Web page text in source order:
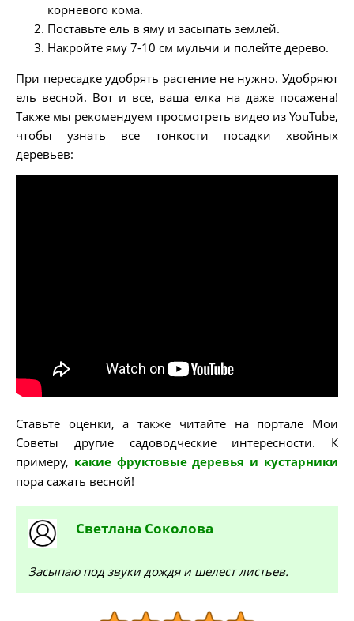
корневого кома.
Поставьте ель в яму и засыпать землей.
Накройте яму 7-10 см мульчи и полейте дерево.
При пересадке удобрять растение не нужно. Удобряют
ель весной. Вот и все, ваша елка на даже посажена!
Также мы рекомендуем просмотреть видео из YouTube,
чтобы узнать все тонкости посадки хвойных
деревьев:
Ставьте оценки, а также читайте на портале Мои
Советы другие садоводческие интересности. К
примеру, какие фруктовые деревья и кустарники
пора сажать весной!
Светлана Соколова
Засыпаю под звуки дождя и шелест листьев.